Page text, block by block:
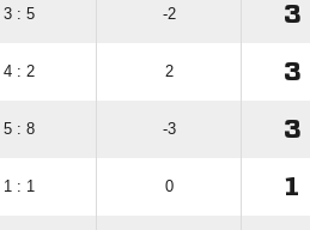
3 : 5 -2 3
4 : 2 2 3
5 : 8 -3 3
1 : 1 0 1